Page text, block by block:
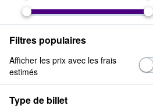
Filtres populaires
Afficher les prix avec les frais
estimés
Type de billet